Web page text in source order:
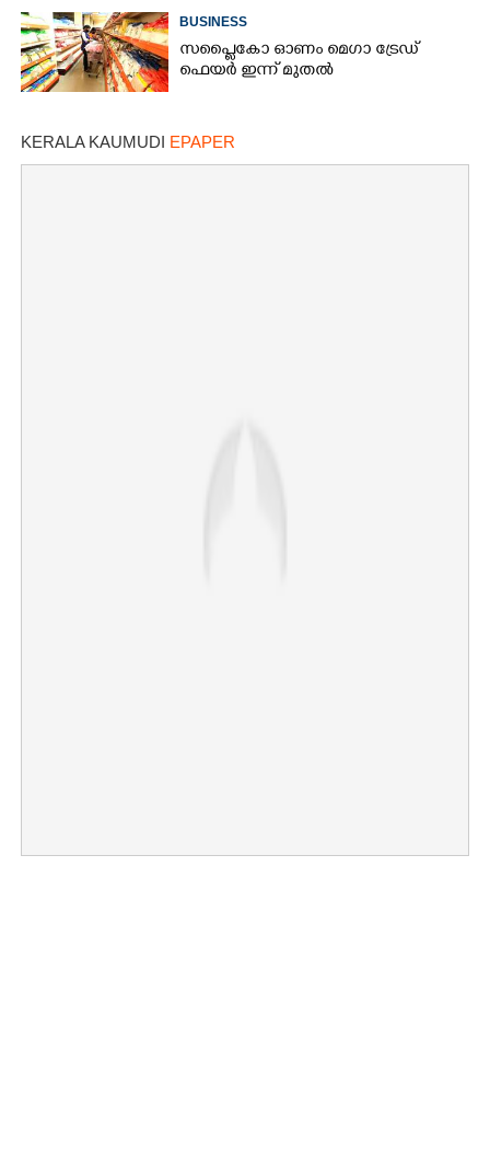
BUSINESS
സപ്ലൈകോ ഓണം മെഗാ ട്രേഡ്
ഫെയർ ഇന്ന് മുതൽ
KERALA KAUMUDI EPAPER